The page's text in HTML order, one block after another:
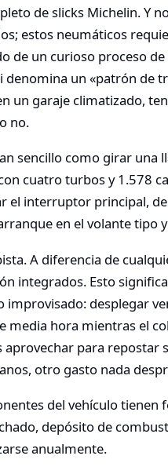
de slicks Michelin.Y
estos neumáticos
de un curioso proceso
un «patrón de
un garaje climatizado,
no.
sencillo como girar una
cuatro turbos y 1.578
el interruptor principal,
en el volante tipo
A diferencia de
integrados. Esto
improvisado: desplegar
media hora mientras el
aprovechar para repostar
otro gasto nada
del vehículo tienen
depósito de
anualmente.